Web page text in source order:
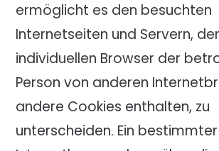
ermöglicht es den besuchten
Internetseiten und Servern,
individuellen Browser der
Person von anderen
andere Cookies enthalten, zu
unterscheiden. Ein bestimmter